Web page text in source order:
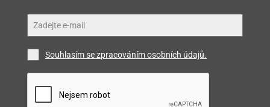
Souhlasím se zpracováním osobních údajů.